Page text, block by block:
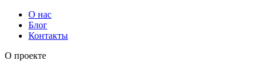
О нас
Блог
Контакты
О проекте